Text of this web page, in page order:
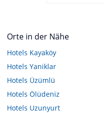
Orte in der Nähe
Hotels Kayaköy
Hotels Yaniklar
Hotels Üzümlü
Hotels Ölüdeniz
Hotels Uzunyurt